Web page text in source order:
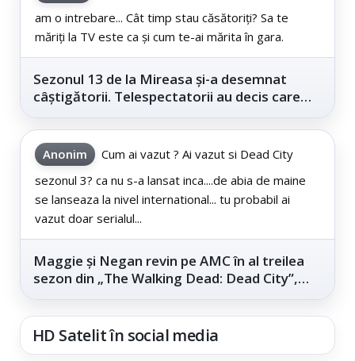
am o intrebare... Cât timp stau căsătoriți? Sa te
măriți la TV este ca și cum te-ai mărita în gara.
Sezonul 13 de la Mireasa și-a desemnat
câștigătorii. Telespectatorii au decis care
Anonim
Cum ai vazut ? Ai vazut si Dead City
sezonul 3? ca nu s-a lansat inca....de abia de maine
se lanseaza la nivel international... tu probabil ai
vazut doar serialul...
Maggie și Negan revin pe AMC în al treilea
sezon din „The Walking Dead: Dead City”,
HD Satelit în social media